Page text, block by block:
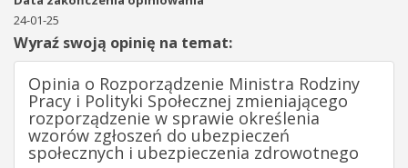
24-01-25
Wyraź swoją opinię na temat:
Opinia o Rozporządzenie Ministra Rodziny
Pracy i Polityki Społecznej zmieniającego
rozporządzenie w sprawie określenia
wzorów zgłoszeń do ubezpieczeń
społecznych i ubezpieczenia zdrowotnego